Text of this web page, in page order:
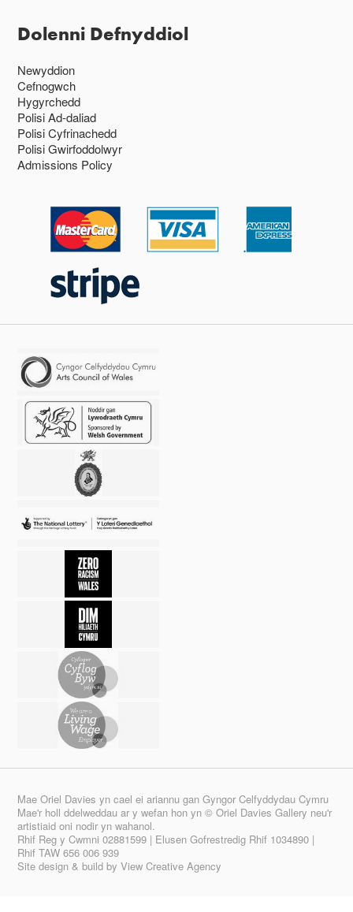
Dolenni Defnyddiol
Newyddion
Cefnogwch
Hygyrchedd
Polisi Ad-daliad
Polisi Cyfrinachedd
Polisi Gwirfoddolwyr
Admissions Policy
Mae Oriel Davies yn cael ei ariannu gan Gyngor Celfyddydau Cymru
Mae'r holl ddelweddau ar y wefan hon yn © Oriel Davies Gallery neu'r
artistiaid oni nodir yn wahanol.
Rhif Reg y Cwmni 02881599 | Elusen Gofrestredig Rhif 1034890 |
Rhif TAW 656 006 939
Site design & build byView Creative Agency